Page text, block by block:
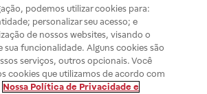
podemos utilizar cookies para:
personalizar seu acesso; e
de nossos websites, visando o
funcionalidade. Alguns cookies são
serviços, outros opcionais. Você
cookies que utilizamos de acordo com
Nossa Política de Privacidade e